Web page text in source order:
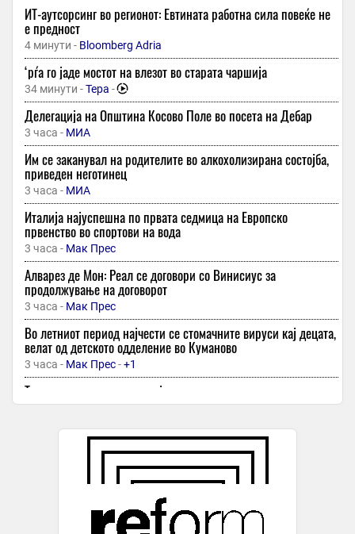
ИТ-аутсорсинг во регионот: Евтината работна сила повеќе не
е предност
4 минути - Bloomberg Adria
‘рѓа го јаде мостот на влезот во старата чаршија
34 минути -Тера -
Делегација на Општина Косово Поле во посета на Дебар
3 часа - МИА
Им се заканувал на родителите во алкохолизирана состојба,
приведен неготинец
3 часа - МИА
Италија најуспешна по првата седмица на Европско
првенство во спортови на вода
3 часа - Мак Прес
Алварез де Мон: Реал се договори со Винисиус за
продолжување на договорот
3 часа - Мак Прес
Во летниот период најчести се стомачните вируси кај децата,
велат од детското одделение во Куманово
3 часа - Мак Прес-+1
Турам покажа почит за својот идол, тренираше со негов
„ретро“ дрес од Интер
Винисиус официјално во Реал Мадрид до 2032 година
-+1
Дневен хороскоп за петок, 7 август: Лавот ужива во љубовта,
Бикот добива пари